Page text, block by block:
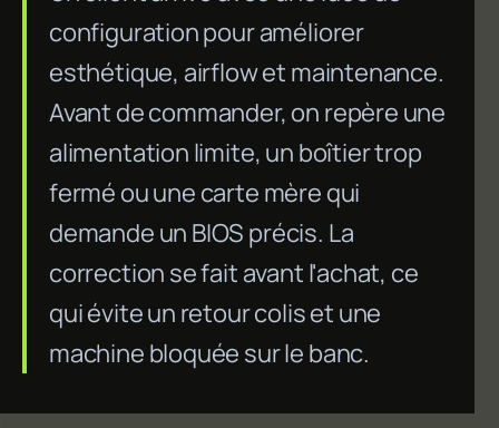
configuration pour améliorer
esthétique, airflow et maintenance.
Avant de commander, on repère une
alimentation limite, un boîtier trop
fermé ou une carte mère qui
demande un BIOS précis. La
correction se fait avant l'achat, ce
qui évite un retour colis et une
machine bloquée sur le banc.